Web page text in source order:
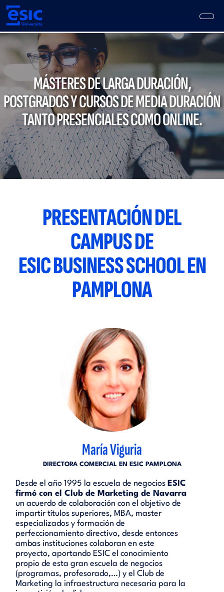
Pasar
contenido
principal
Main
MÁSTERES DE LARGA DURACIÓN,
POSTGRADOS Y CURSOS DE MEDIA DURACIÓN
TANTO PRESENCIALES COMO ONLINE.
PRESENTACIÓN DEL
CAMPUS DE
ESIC BUSINESS SCHOOL EN
PAMPLONA
María Viguria
DIRECTORA COMERCIAL EN ESIC PAMPLONA
Desde el año 1995 la escuela de negocios ESIC
firmó con el Club de Marketing de Navarra
un acuerdo de colaboración con el objetivo de
impartir títulos superiores, MBA, master
especializados y formación de
perfeccionamiento directivo, desde entonces
ambas instituciones colaboran en este
proyecto, aportando ESIC el conocimiento
propio de esta gran escuela de negocios
(programas, profesorado,…) y el Club de
Marketing la infraestructura necesaria para la